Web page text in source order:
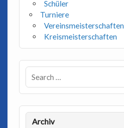
Schüler
Turniere
Vereinsmeisterschaften
Kreismeisterschaften
Archiv